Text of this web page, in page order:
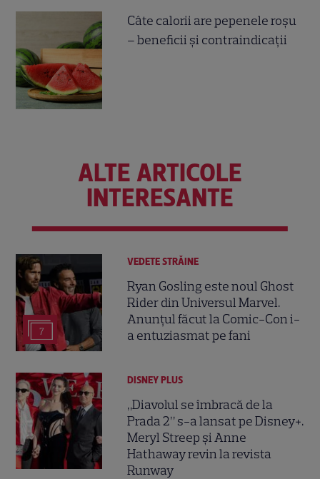
Câte calorii are pepenele roșu
– beneficii și contraindicații
ALTE ARTICOLE
INTERESANTE
7
VEDETE STRĂINE
Ryan Gosling este noul Ghost
Rider din Universul Marvel.
Anunțul făcut la Comic-Con i-
a entuziasmat pe fani
DISNEY PLUS
„Diavolul se îmbracă de la
Prada 2” s-a lansat pe Disney+.
Meryl Streep și Anne
Hathaway revin la revista
Runway